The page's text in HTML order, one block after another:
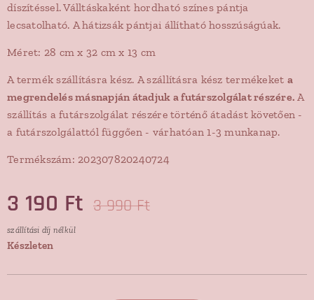
díszítéssel. Válltáskaként hordható színes pántja
lecsatolható. A hátizsák pántjai állítható hosszúságúak.
Méret: 28 cm x 32 cm x 13 cm
A termék szállításra kész. A szállításra kész termékeket a
megrendelés másnapján átadjuk a futárszolgálat részére.A
szállítás a futárszolgálat részére történő átadást követően -
a futárszolgálattól függően - várhatóan 1-3 munkanap.
Termékszám: 202307820240724
3 190 Ft 3 990Ft
szállítási díj nélkül
Készleten